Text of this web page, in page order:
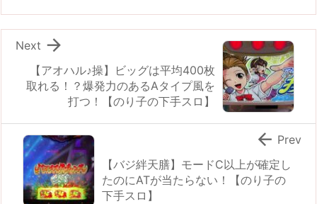
【アオハル♪操】ビッグは平均400枚
取れる！？爆発力のあるAタイプ風を
打つ！【のり子の下手スロ】

Next
【バジ絆天膳】モードC以上が確定し
たのにATが当たらない！【のり子の
下手スロ】
 Prev